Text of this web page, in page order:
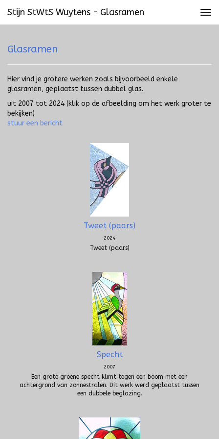
Stijn StWtS Wuytens - Glasramen
Glasramen
Hier vind je grotere werken zoals bijvoorbeeld enkele
glasramen, geplaatst tussen dubbel glas.
uit 2007 tot 2024 (klik op de afbeelding om het werk groter te
bekijken)
stuur een bericht
Tweet (paars)
2024
Tweet (paars)
Specht
2007
Een grote groene specht klimt tegen een boom met een
achtergrond van zonnestralen. Dit werk werd geplaatst tussen
een dubbele beglazing.